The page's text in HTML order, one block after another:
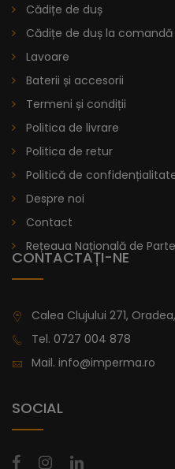
Cădițe de duș
Cădițe de duș la comandă
Lavoare
Baterii și accesorii
Termeni și condiții
Politica de livrare
Politica de retur
Politică de
Despre noi
Contact
Rețeaua Națională de
CONTACTAȚI-NE
Calea Clujului 271,
Tel. 0727 004 878
Mail. info@imperma.ro
SOCIAL